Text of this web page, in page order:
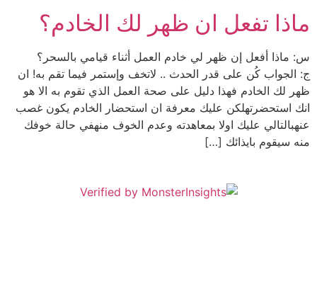
ماذا تفعل ان ظهر لك الخادم؟
س: ماذا أفعل إن ظهر لي خادم العمل أثناء قيامي بالسحر؟
ج: الجواب كُن على قدر الحدث .. لاتخف وإستمر فيما تقم به! ان
ظهر لك الخادم فهذا دليل على صحة العمل الذي تقوم به الا هو
انك استحضرتهلكن عليك معرفة ان استحضار الخادم يكون غصب
عنهبالتالي عليك اولا بمعاهدته وعدم الخوف منهفي حالة خوفك
منه سيقوم بايذائك […]